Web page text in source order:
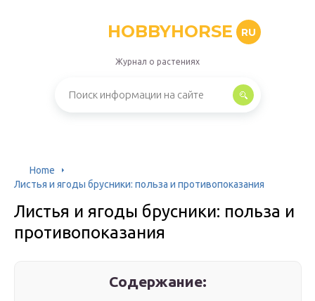
HOBBYHORSE RU
Журнал о растениях
Home
Листья и ягоды брусники: польза и противопоказания
Листья и ягоды брусники: польза и
противопоказания
Содержание: